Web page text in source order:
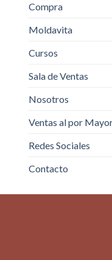
Compra
Moldavita
Cursos
Sala de Ventas
Nosotros
Ventas al por
Redes Sociales
Contacto